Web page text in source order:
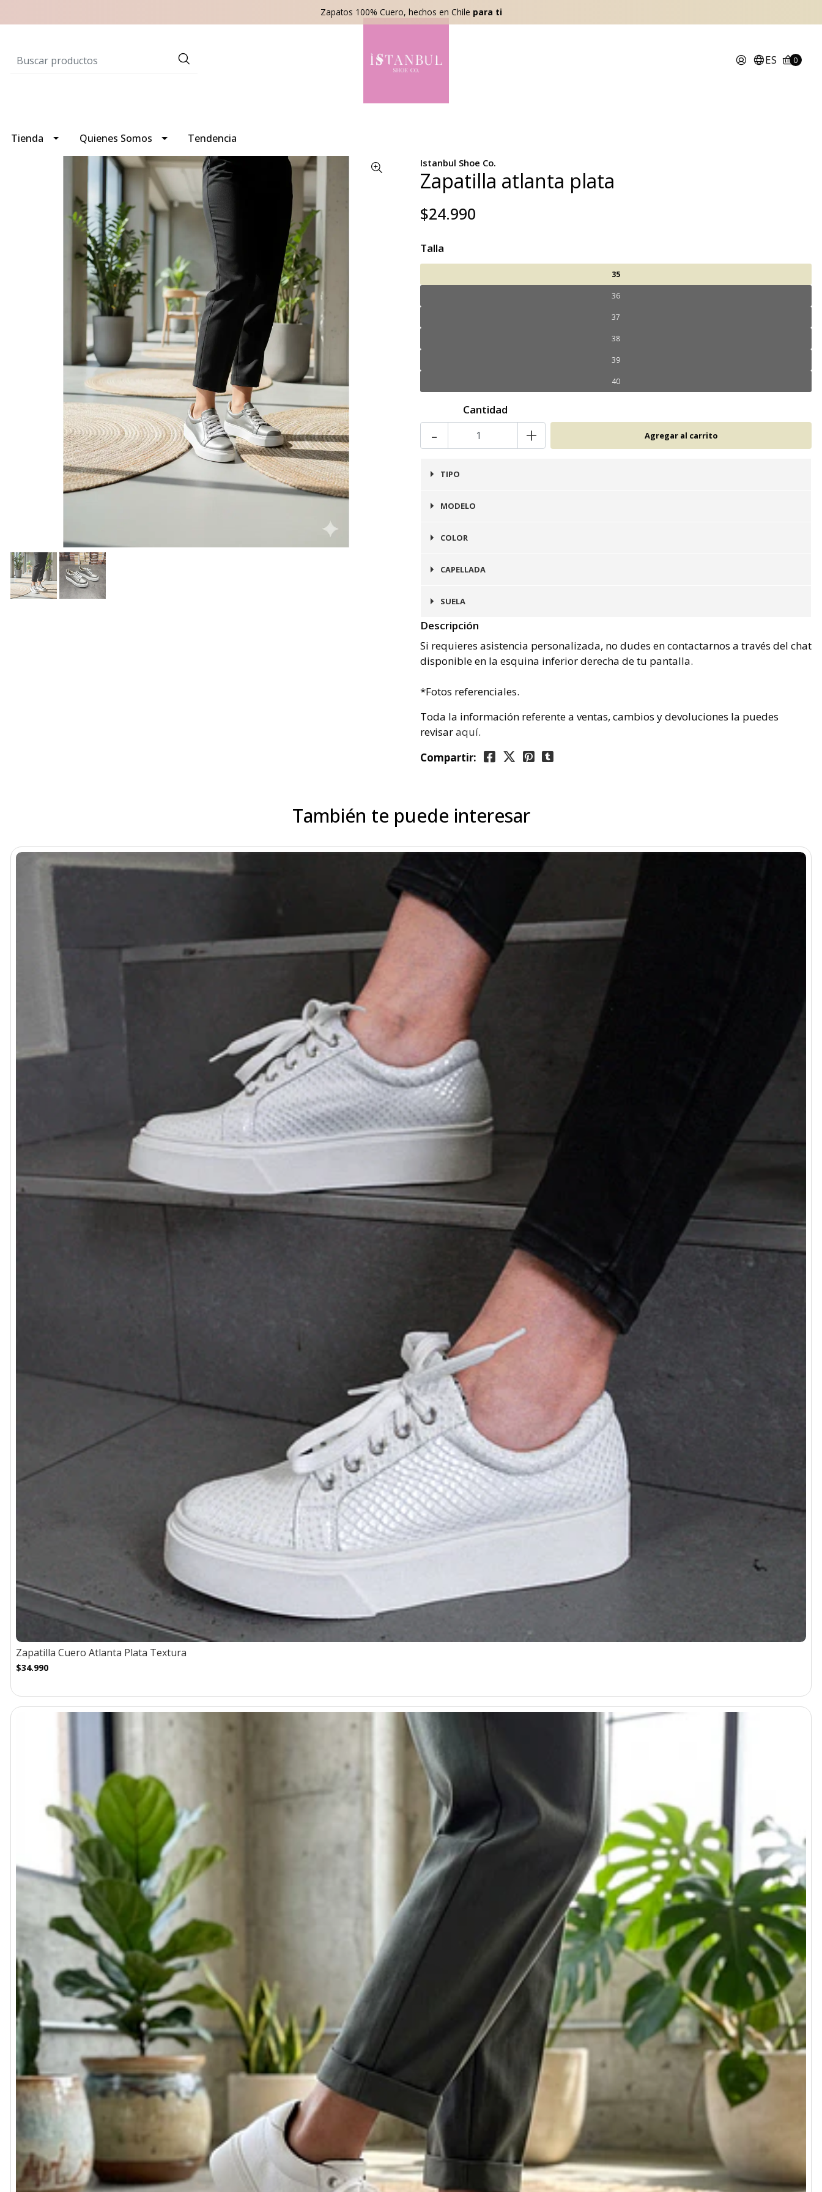
Zapatos 100% Cuero, hechos en Chile para ti
ES 0
Tienda Quienes Somos Tendencia
Istanbul Shoe Co.
Zapatilla atlanta plata
$24.990
Talla
35
36
37
38
39
40
Cantidad
- +
TIPO
Zapatilla
MODELO
Atlanta
COLOR
Plata
CAPELLADA
Cuero
SUELA
Goma
Descripción
Si requieres asistencia personalizada, no dudes en contactarnos a través del chat
disponible en la esquina inferior derecha de tu pantalla.
*Fotos referenciales.
Toda la información referente a ventas, cambios y devoluciones la puedes
revisaraquí.
Compartir:
También te puede interesar
Zapatilla Cuero Atlanta Plata Textura
$34.990